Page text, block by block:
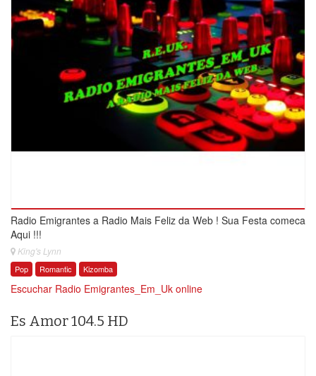
Radio Emigrantes a Radio Mais Feliz da Web ! Sua Festa comeca
Aqui !!!
King's Lynn
Pop Romantic Kizomba
Escuchar Radio Emigrantes_Em_Uk online
Es Amor 104.5 HD